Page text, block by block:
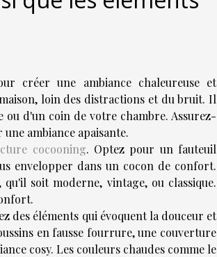
créer une ambiance chaleureuse et
loin des distractions et du bruit. Il
d'un coin de votre chambre. Assurez-
ambiance apaisante.
cocooning. Optez pour un fauteuil
envelopper dans un cocon de confort.
soit moderne, vintage, ou classique.
des éléments qui évoquent la douceur et
en fausse fourrure, une couverture
cosy. Les couleurs chaudes comme le